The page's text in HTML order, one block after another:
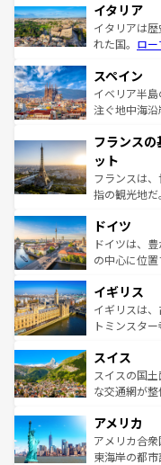
イタリア
イタリアは
れた国。 ロー
ろん、トス
景など、自
ピザやパス
ませてくれ
なお、新着の
しい。
スペイン
イベリア半
注ぐ地中海
文化が根付
れる闘牛、
る。首都マ
アートに溢
せる。地方
ンテンツ一覧
フランス
ット
フランスは
指の観光地
で、幅広い
聖堂、美し
から魅了す
いる。シャン
香り高いラ
らに、パリ
れる地方に
を参照してほ
ドイツ
ドイツは、
の中心に位
顔を持つこの
ルリンの文
してライン
は、お酒好きな
ドイツ情報は
イギリス
イギリスは
トミンスタ
リアごとに
ティー、ビ
戦など、本
ンツ一覧を参
スイス
スイスの国
な交通網が
の建物がその
博物館もあ
ことができ
アメリカ
アメリカ合
東海岸の都